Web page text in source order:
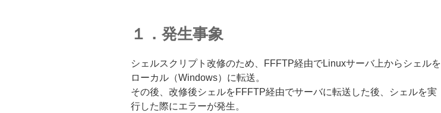
１．発生事象
シェルスクリプト改修のため、FFFTP経由でLinuxサーバ上からシェルを
ローカル（Windows）に転送。
その後、改修後シェルをFFFTP経由でサーバに転送した後、シェルを実
行した際にエラーが発生。